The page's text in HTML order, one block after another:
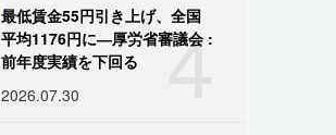
4
最低賃金55円引き上げ、全国
平均1176円に―厚労省審議会 :
前年度実績を下回る
2026.07.30